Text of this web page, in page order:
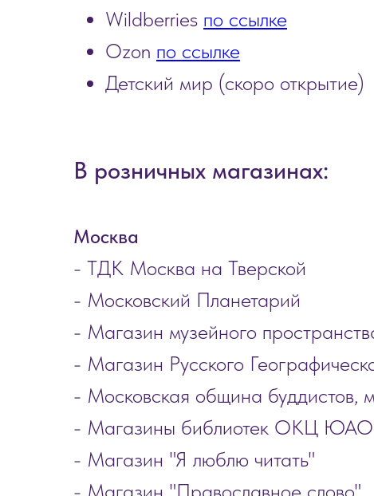
Wildberries по ссылке
Ozon по ссылке
Детский мир (скоро открытие)
В розничных магазинах:
Москва
- ТДК Москва на Тверской
- Московский Планетарий
- Магазин музейного
- Магазин Русского
- Московская община буддистов,
- Магазины библиотек ОКЦ ЮАО
- Магазин "Я люблю читать"
- Магазин "Православное слово"